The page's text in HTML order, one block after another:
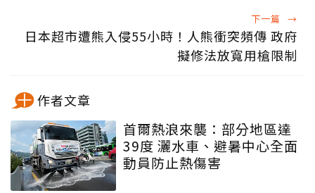
下一篇 →
日本超市遭熊入侵55小時！人熊衝突頻傳 政府
擬修法放寬用槍限制
作者文章
首爾熱浪來襲：部分地區達
39度 灑水車、避暑中心全面
動員防止熱傷害